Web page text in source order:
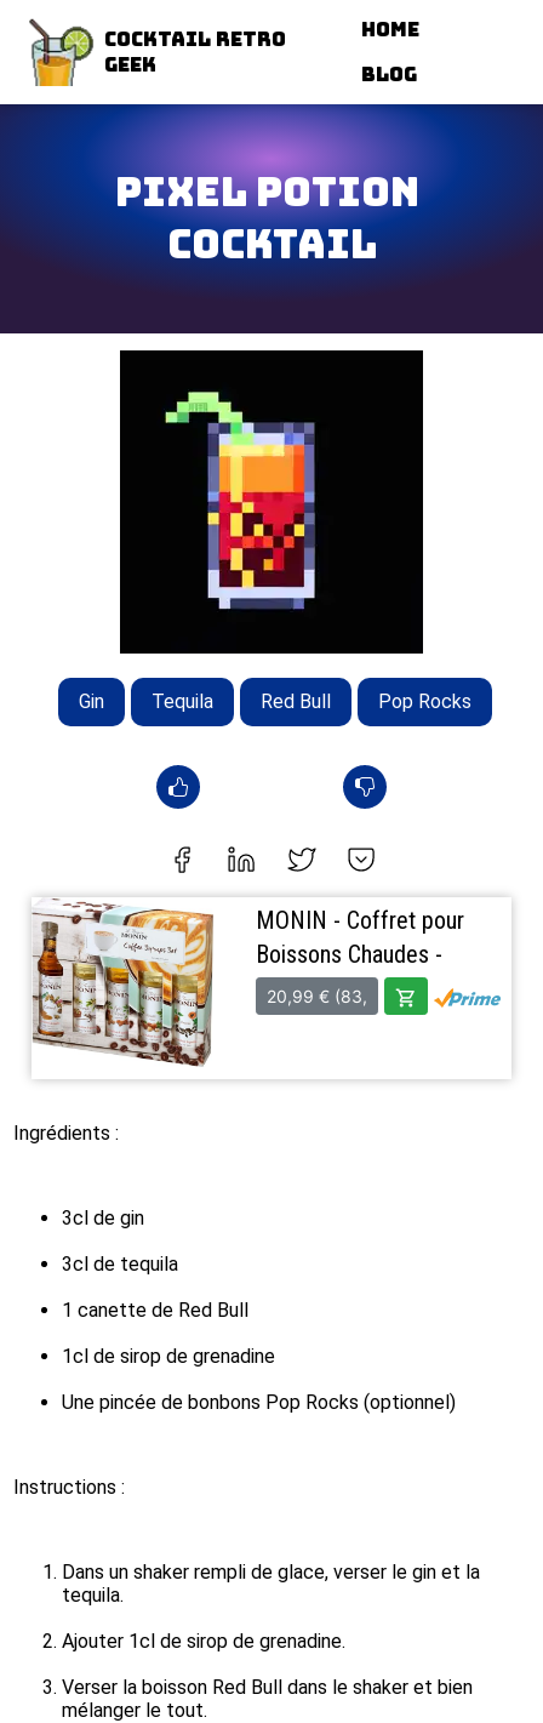
Cocktail Retro
Geek
Home
Blog
Pixel Potion
Cocktail
Gin Tequila Red Bull Pop Rocks
Ingrédients :
3cl de gin
3cl de tequila
1 canette de Red Bull
1cl de sirop de grenadine
Une pincée de bonbons Pop Rocks (optionnel)
Instructions :
Dans un shaker rempli de glace, verser le gin et la
tequila.
Ajouter 1cl de sirop de grenadine.
Verser la boisson Red Bull dans le shaker et bien
mélanger le tout.